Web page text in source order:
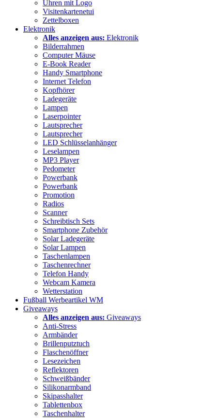
Uhren mit Logo
Visitenkartenetui
Zettelboxen
Elektronik
Alles anzeigen aus: Elektronik
Bilderrahmen
Computer Mäuse
E-Book Reader
Handy Smartphone
Internet Telefon
Kopfhörer
Ladegeräte
Lampen
Laserpointer
Lautsprecher
Lautsprecher
LED Schlüsselanhänger
Leselampen
MP3 Player
Pedometer
Powerbank
Powerbank
Promotion
Radios
Scanner
Schreibtisch Sets
Smartphone Zubehör
Solar Ladegeräte
Solar Lampen
Taschenlampen
Taschenrechner
Telefon Handy
Webcam Kamera
Wetterstation
Fußball Werbeartikel WM
Giveaways
Alles anzeigen aus: Giveaways
Anti-Stress
Armbänder
Brillenputztuch
Flaschenöffner
Lesezeichen
Reflektoren
Schweißbänder
Silikonarmband
Skipasshalter
Tablettenbox
Taschenhalter